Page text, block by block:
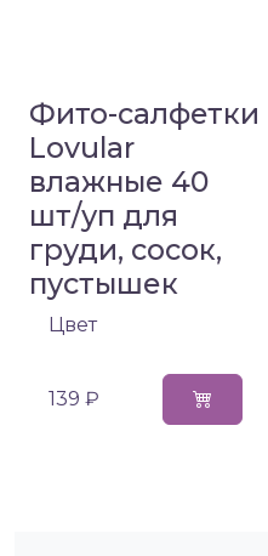
Фито-салфетки
Lovular
влажные 40
шт/уп для
груди, сосок,
пустышек
Цвет
139 ₽